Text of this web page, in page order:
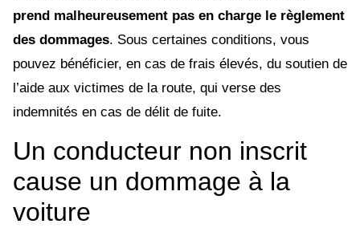
prend malheureusement pas en charge le règlement
des dommages. Sous certaines conditions, vous
pouvez bénéficier, en cas de frais élevés, du soutien de
l’aide aux victimes de la route, qui verse des
indemnités en cas de délit de fuite.
Un conducteur non inscrit
cause un dommage à la
voiture